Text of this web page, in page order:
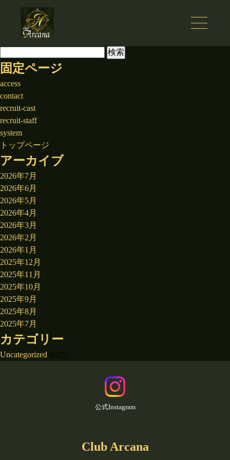
索:
固定ページ
access
contact
recruit-cast
recruit-staff
system
トップページ
アーカイブ
2026年7月
2026年6月
2026年5月
2026年4月
2026年3月
2026年2月
2026年1月
2025年12月
2025年11月
2025年10月
2025年9月
2025年8月
2025年7月
カテゴリー
Uncategorized
公式Instagram
Club Arcana